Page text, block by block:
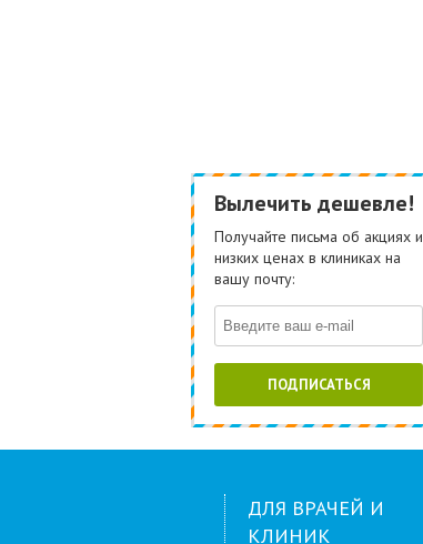
Вылечить дешевле!
Получайте письма об акциях и
низких ценах в клиниках на
вашу почту:
ПОДПИСАТЬСЯ
ДЛЯ ВРАЧЕЙ И
КЛИНИК